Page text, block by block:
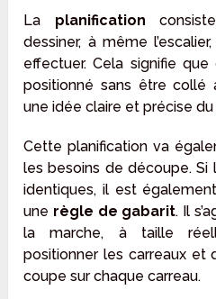
La planification
dessiner, à même
effectuer. Cela signifie
positionné sans être collé
une idée claire et précise
Cette planification va
les besoins de découpe.
identiques, il est
une règle de gabarit. Il
la marche, à taille
positionner les carreaux et
coupe sur chaque carreau.